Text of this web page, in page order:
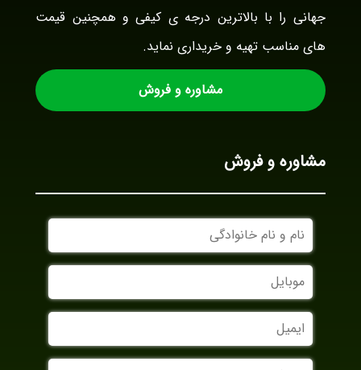
جهانی را با بالاترین درجه ی کیفی و همچنین قیمت
های مناسب تهیه و خریداری نماید.
مشاوره و فروش
مشاوره و فروش
نام
و
نام
خانوادگی
موبایل
ایمیل